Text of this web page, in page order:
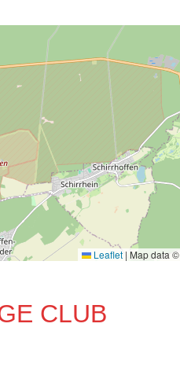
Leaflet | Map data ©
CLUB